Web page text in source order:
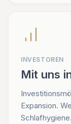
INVESTOREN
Mit uns
Expansion.
Schlafhygiene.